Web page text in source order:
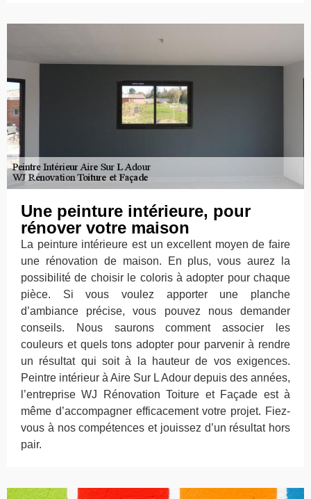
Une peinture intérieure, pour
rénover votre maison
La peinture intérieure est un excellent moyen de faire
une rénovation de maison. En plus, vous aurez la
possibilité de choisir le coloris à adopter pour chaque
pièce. Si vous voulez apporter une planche
d’ambiance précise, vous pouvez nous demander
conseils. Nous saurons comment associer les
couleurs et quels tons adopter pour parvenir à rendre
un résultat qui soit à la hauteur de vos exigences.
Peintre intérieur à Aire Sur L Adour depuis des années,
l’entreprise WJ Rénovation Toiture et Façade est à
même d’accompagner efficacement votre projet. Fiez-
vous à nos compétences et jouissez d’un résultat hors
pair.